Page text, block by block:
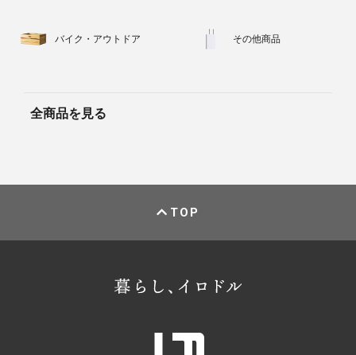
バイク・アウトドア その他商品
全商品を見る
TOP